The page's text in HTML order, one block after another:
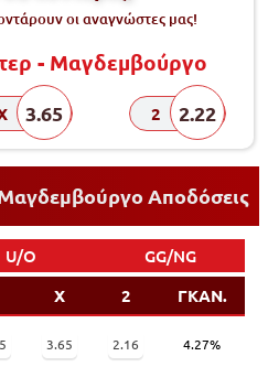
οι αναγνώστες μας!
- Μαγδεμβούργο
3.65 2 2.22
Αποδόσεις
U/O
GG/NG
X 2 ΓΚΑΝ.
3.65 2.16 4.27%